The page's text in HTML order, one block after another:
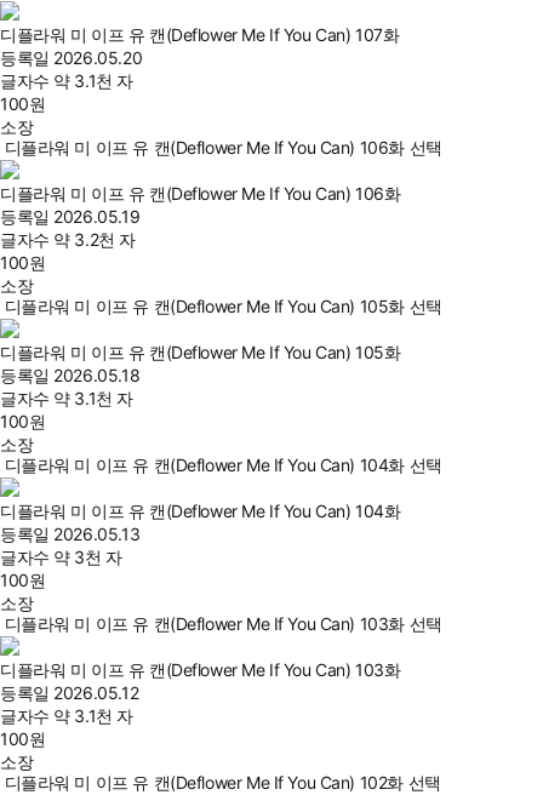
디플라워 미 이프 유 캔(Deflower Me If You Can) 107화
등록일 2026.05.20
글자수 약 3.1천 자
100원
소장
디플라워 미 이프 유 캔(Deflower Me If You Can) 106화 선택
디플라워 미 이프 유 캔(Deflower Me If You Can) 106화
등록일 2026.05.19
글자수 약 3.2천 자
100원
소장
디플라워 미 이프 유 캔(Deflower Me If You Can) 105화 선택
디플라워 미 이프 유 캔(Deflower Me If You Can) 105화
등록일 2026.05.18
글자수 약 3.1천 자
100원
소장
디플라워 미 이프 유 캔(Deflower Me If You Can) 104화 선택
디플라워 미 이프 유 캔(Deflower Me If You Can) 104화
등록일 2026.05.13
글자수 약 3천 자
100원
소장
디플라워 미 이프 유 캔(Deflower Me If You Can) 103화 선택
디플라워 미 이프 유 캔(Deflower Me If You Can) 103화
등록일 2026.05.12
글자수 약 3.1천 자
100원
소장
디플라워 미 이프 유 캔(Deflower Me If You Can) 102화 선택